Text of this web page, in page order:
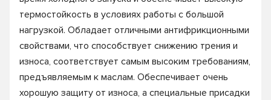
термостойкость в условиях работы с большой
нагрузкой. Обладает отличными антифрикционными
свойствами, что способствует снижению трения и
износа, соответствует самым высоким требованиям,
предъявляемым к маслам. Обеспечивает очень
хорошую защиту от износа, а специальные присадки